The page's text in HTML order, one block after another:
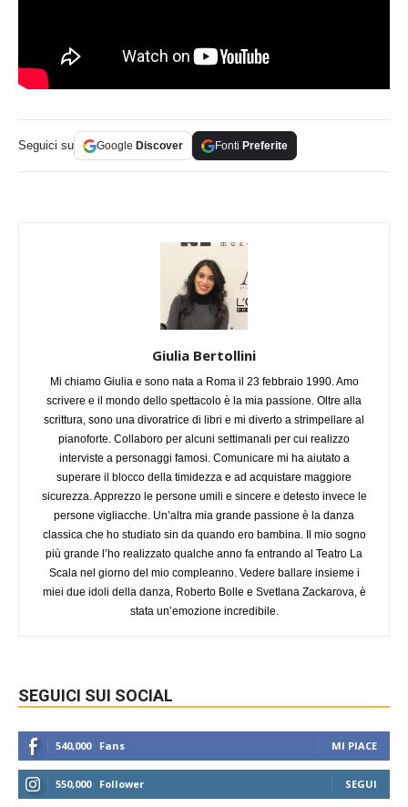
Seguici su Google Discover Fonti Preferite
Giulia Bertollini
Mi chiamo Giulia e sono nata a Roma il 23 febbraio 1990. Amo
scrivere e il mondo dello spettacolo è la mia passione. Oltre alla
scrittura, sono una divoratrice di libri e mi diverto a strimpellare al
pianoforte. Collaboro per alcuni settimanali per cui realizzo
interviste a personaggi famosi. Comunicare mi ha aiutato a
superare il blocco della timidezza e ad acquistare maggiore
sicurezza. Apprezzo le persone umili e sincere e detesto invece le
persone vigliacche. Un’altra mia grande passione è la danza
classica che ho studiato sin da quando ero bambina. Il mio sogno
più grande l’ho realizzato qualche anno fa entrando al Teatro La
Scala nel giorno del mio compleanno. Vedere ballare insieme i
miei due idoli della danza, Roberto Bolle e Svetlana Zackarova, è
stata un’emozione incredibile.
SEGUICI SUI SOCIAL
540,000 Fans MI PIACE
550,000 Follower SEGUI